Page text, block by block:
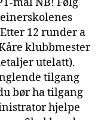
12 runder a
klubbmester
utelatt).
tilgang
bør ha tilgang
hjelpe